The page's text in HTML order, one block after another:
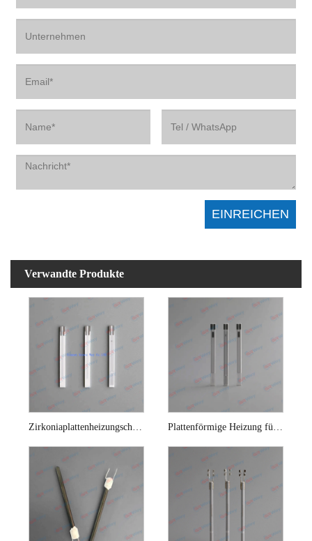
Verwandte Produkte
Zirkoniaplattenheizungschip für Sauerstoffsensor Plattenförmige Heizung für Lambdasonde